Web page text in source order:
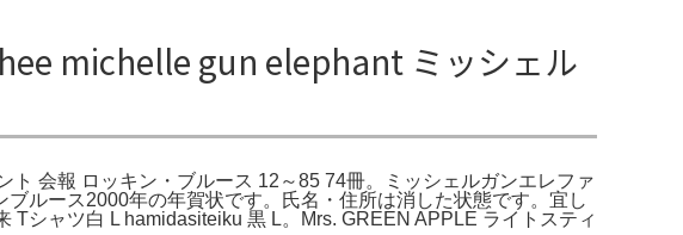
michelle gun elephant ミッシェル
会報 ロッキン・ブルース 12～85 74冊。ミッシェルガンエレファ
ルース2000年の年賀状です。氏名・住所は消した状態です。宜し
シャツ白 L hamidasiteiku 黒 L。Mrs. GREEN APPLE ライトスティ